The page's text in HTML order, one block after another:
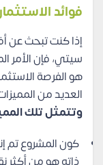
فوائد
إذا كنت تبحث عن
سيتي، فإن الأمر
هو الفرصة
العديد من
وتتمثل تلك
كون المشروع تم
ذاته هو من أكثر